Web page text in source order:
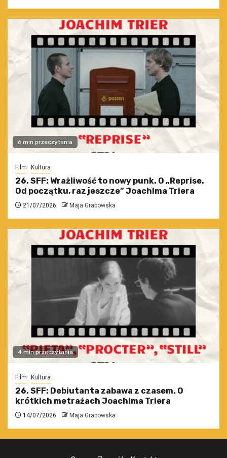
6 min przeczytania
Film Kultura
26. SFF: Wrażliwość to nowy punk. O „Reprise.
Od początku, raz jeszcze” Joachima Triera
21/07/2026 Maja Grabowska
4 min przeczytania
Film Kultura
26. SFF: Debiutanta zabawa z czasem. O
krótkich metrażach Joachima Triera
14/07/2026 Maja Grabowska